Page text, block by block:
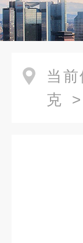
当前
克 >